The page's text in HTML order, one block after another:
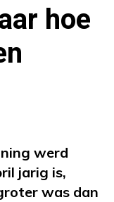
hoe
werd
jarig is,
was dan